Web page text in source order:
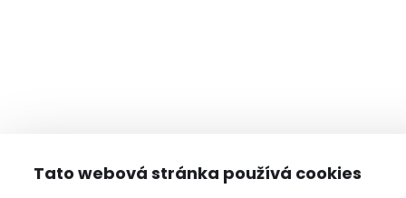
Tato webová stránka používá cookies